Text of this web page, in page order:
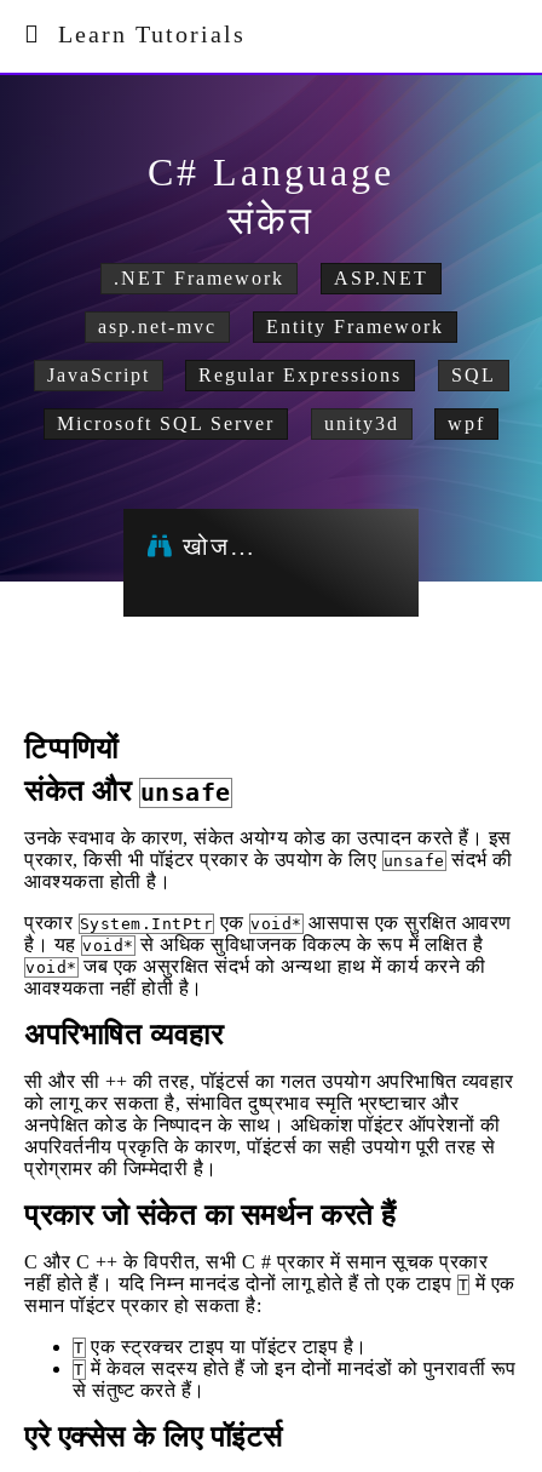
Learn Tutorials
C# Language
संकेत
.NET Framework ASP.NET
asp.net-mvc Entity Framework
JavaScript Regular Expressions SQL
Microsoft SQL Server unity3d wpf
खोज…
टिप्पणियों
संकेत और unsafe
उनके स्वभाव के कारण, संकेत अयोग्य कोड का उत्पादन करते हैं। इस
प्रकार, किसी भी पॉइंटर प्रकार के उपयोग के लिए unsafe संदर्भ की
आवश्यकता होती है।
प्रकार System.IntPtr एक void* आसपास एक सुरक्षित आवरण
है। यह void* से अधिक सुविधाजनक विकल्प के रूप में लक्षित है
void* जब एक असुरक्षित संदर्भ को अन्यथा हाथ में कार्य करने की
आवश्यकता नहीं होती है।
अपरिभाषित व्यवहार
सी और सी ++ की तरह, पॉइंटर्स का गलत उपयोग अपरिभाषित व्यवहार
को लागू कर सकता है, संभावित दुष्प्रभाव स्मृति भ्रष्टाचार और
अनपेक्षित कोड के निष्पादन के साथ। अधिकांश पॉइंटर ऑपरेशनों की
अपरिवर्तनीय प्रकृति के कारण, पॉइंटर्स का सही उपयोग पूरी तरह से
प्रोग्रामर की जिम्मेदारी है।
प्रकार जो संकेत का समर्थन करते हैं
C और C ++ के विपरीत, सभी C # प्रकार में समान सूचक प्रकार
नहीं होते हैं। यदि निम्न मानदंड दोनों लागू होते हैं तो एक टाइप T में एक
समान पॉइंटर प्रकार हो सकता है:
T एक स्ट्रक्चर टाइप या पॉइंटर टाइप है।
T में केवल सदस्य होते हैं जो इन दोनों मानदंडों को पुनरावर्ती रूप
से संतुष्ट करते हैं।
एरे एक्सेस के लिए पॉइंटर्स